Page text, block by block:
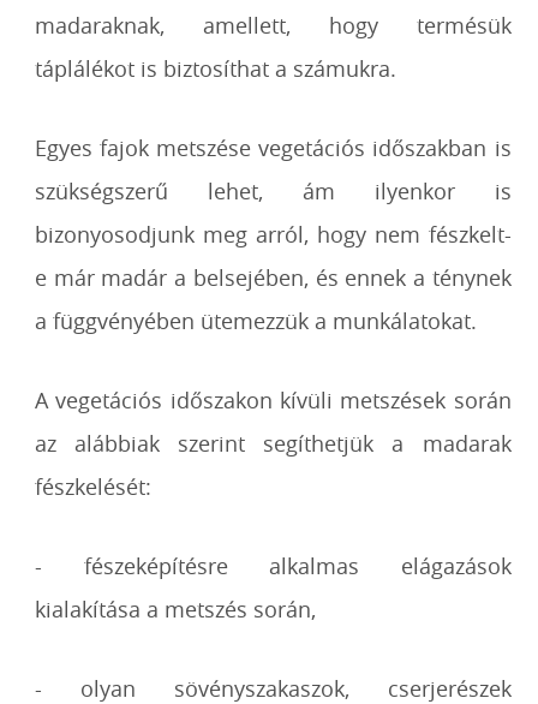
madaraknak, amellett, hogy termésük
táplálékot is biztosíthat a számukra.
Egyes fajok metszése vegetációs időszakban is
szükségszerű lehet, ám ilyenkor is
bizonyosodjunk meg arról, hogy nem fészkelt-
e már madár a belsejében, és ennek a ténynek
a függvényében ütemezzük a munkálatokat.
A vegetációs időszakon kívüli metszések során
az alábbiak szerint segíthetjük a madarak
fészkelését:
- fészeképítésre alkalmas elágazások
kialakítása a metszés során,
- olyan sövényszakaszok, cserjerészek